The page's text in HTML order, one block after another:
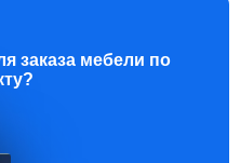
заказа мебели по